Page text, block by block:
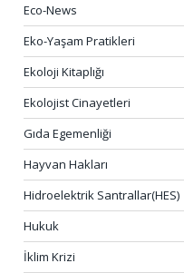
Eco-News
Eko-Yaşam Pratikleri
Ekoloji Kitaplığı
Ekolojist Cinayetleri
Gıda Egemenliği
Hayvan Hakları
Hidroelektrik Santrallar(HES)
Hukuk
İklim Krizi